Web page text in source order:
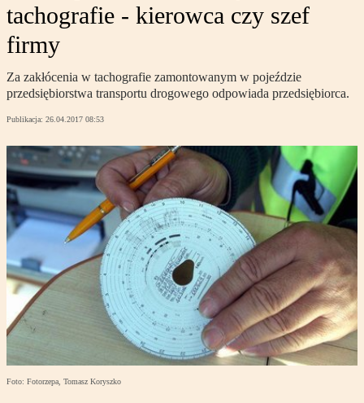
tachografie - kierowca czy szef
firmy
Za zakłócenia w tachografie zamontowanym w pojeździe
przedsiębiorstwa transportu drogowego odpowiada przedsiębiorca.
Publikacja: 26.04.2017 08:53
Foto: Fotorzepa, Tomasz Koryszko